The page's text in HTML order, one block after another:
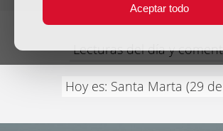
Aceptar todo
Lecturas del día y
Hoy es: Santa Marta (29